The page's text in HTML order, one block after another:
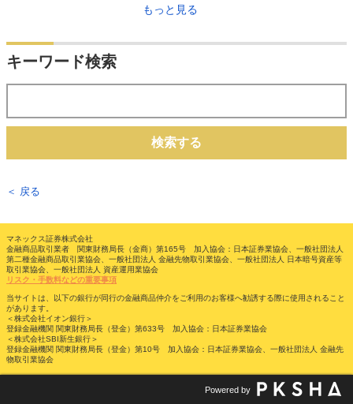
もっと見る
キーワード検索
検索する
＜ 戻る
マネックス証券株式会社
金融商品取引業者 関東財務局長（金商）第165号 加入協会：日本証券業協会、一般社団法人
第二種金融商品取引業協会、一般社団法人 金融先物取引業協会、一般社団法人 日本暗号資産等
取引業協会、一般社団法人 資産運用業協会
リスク・手数料などの重要事項
当サイトは、以下の銀行が同行の金融商品仲介をご利用のお客様へ勧誘する際に使用されること
があります。
＜株式会社イオン銀行＞
登録金融機関 関東財務局長（登金）第633号 加入協会：日本証券業協会
＜株式会社SBI新生銀行＞
登録金融機関 関東財務局長（登金）第10号 加入協会：日本証券業協会、一般社団法人 金融先
物取引業協会
Powered by